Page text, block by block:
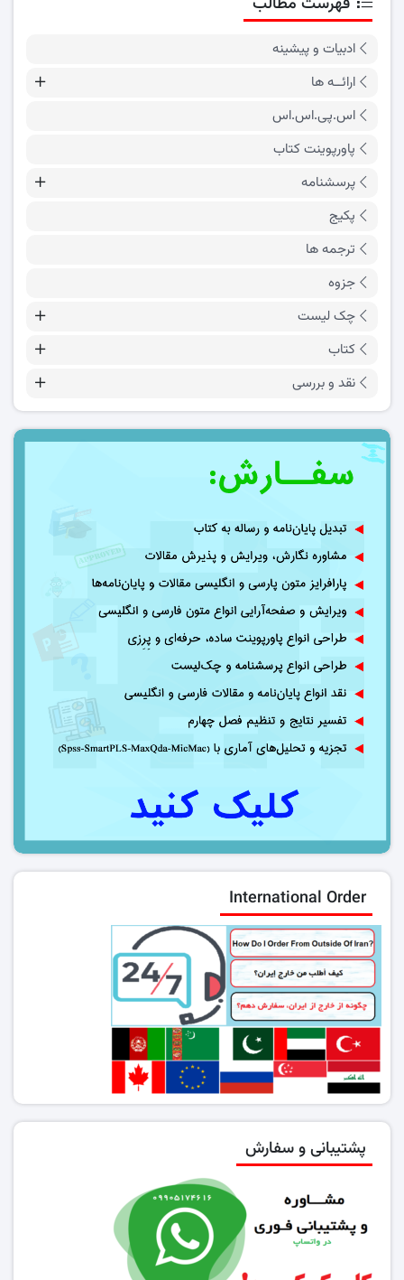
ادبیات و پیشینه
ارائــه ها
اس.پی.اس.اس
پاورپوینت کتاب
پرسشنامه
پکیج
ترجمه ها
جزوه
چک لیست
کتاب
نقد و بررسی
International Order
پشتیبانی و سفارش